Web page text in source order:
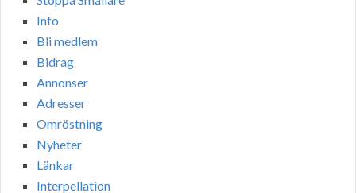
Info
Bli medlem
Bidrag
Annonser
Adresser
Omröstning
Nyheter
Länkar
Interpellation